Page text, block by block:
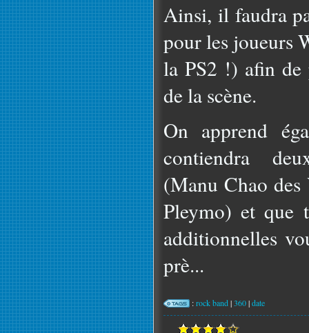
Ainsi, il faudra
pour les joueurs
la PS2 !) afin
de la scène.
On apprend
contiendra
(Manu Chao des
Pleymo) et que
additionnelles
prè...
:rock band|360|date